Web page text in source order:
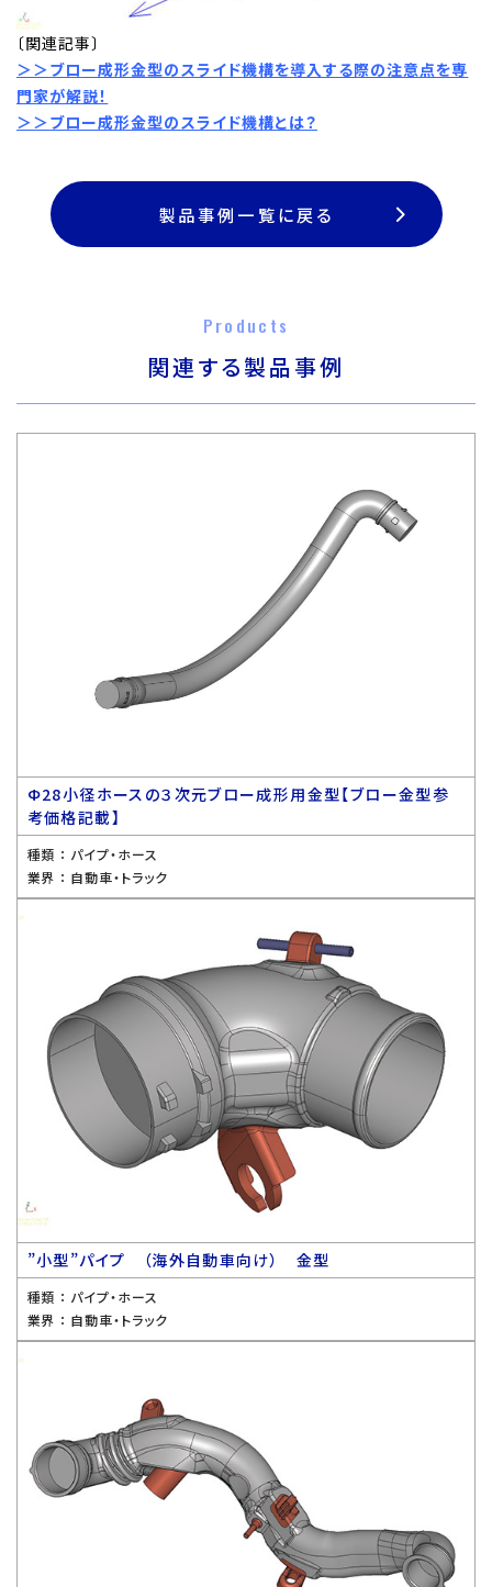
〔関連記事〕
＞＞ブロー成形金型のスライド機構を導入する際の注意点を専
門家が解説！
＞＞ブロー成形金型のスライド機構とは？
製品事例一覧に戻る
Products
関連する製品事例
Ф28小径ホースの３次元ブロー成形用金型【ブロー金型参
考価格記載】
種類 ： パイプ・ホース
業界 ： 自動車・トラック
”小型”パイプ （海外自動車向け） 金型
種類 ： パイプ・ホース
業界 ： 自動車・トラック